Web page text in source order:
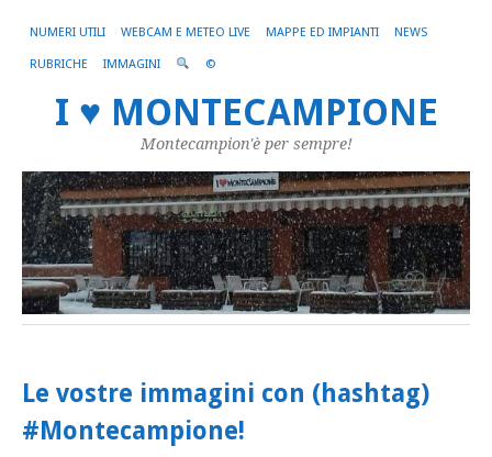
NUMERI UTILI WEBCAM E METEO LIVE MAPPE ED IMPIANTI NEWS
RUBRICHE IMMAGINI ©
I ♥ MONTECAMPIONE
Montecampion'è per sempre!
Le vostre immagini con (hashtag)
#Montecampione!